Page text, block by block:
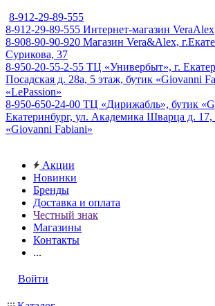
8-912-29-89-555
8-912-29-89-555 Интернет-магазин VeraAlex
8-908-90-90-920 Магазин Vera&Alex,
Сурикова, 37
8-950-20-55-2-55 ТЦ «Универбыт», г.
Посадская д. 28а, 5 этаж, бутик «Giovanni
«LePassion»
8-950-650-24-00 ТЦ «Дирижабль», бутик
Екатеринбург, ул. Академика Шварца д. 17,
«Giovanni Fabiani»
Акции
Новинки
Бренды
Доставка и оплата
Честный знак
Магазины
Контакты
...
Войти